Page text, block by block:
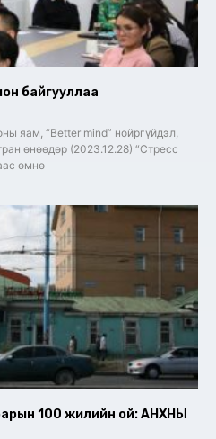
байгууллаа
яам, “Better mind” нойргүйдэл,
өнөөдөр (2023.12.28) “Стресс
өмнө
100 жилийн ой: АНХНЫ